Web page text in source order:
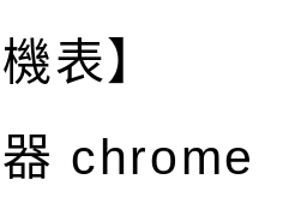
表】
chrome